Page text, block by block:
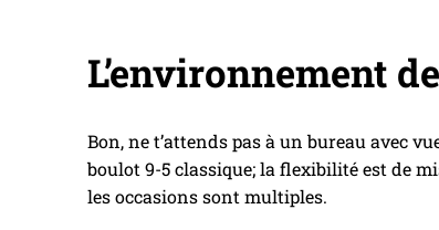
L’environnement
Bon, ne t’attends pas à un bureau avec
boulot 9-5 classique; la flexibilité est de
les occasions sont multiples.